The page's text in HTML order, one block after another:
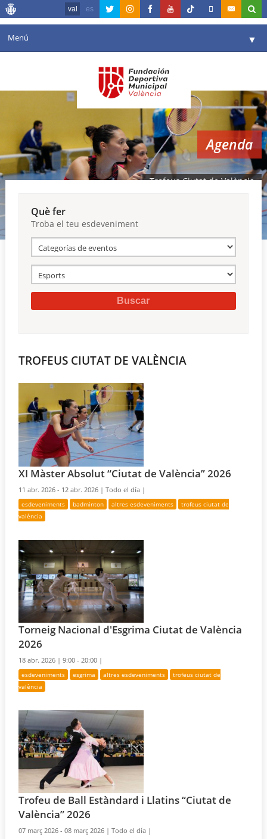
val es
Menú ▼
Agenda
Instal·lacions ▼
Comunicació ▼
València en esport ▼
Reserves
Agenda
Trofeus Ciutat de València
Què fer
Troba el teu esdeveniment
TROFEUS CIUTAT DE VALÈNCIA
XI Màster Absolut “Ciutat de València” 2026
11 abr. 2026 - 12 abr. 2026 |Todo el día |
esdeveniments badminton altres esdeveniments
trofeus ciutat de
valència
Torneig Nacional d'Esgrima Ciutat de València
2026
18 abr. 2026 |9:00 - 20:00 |
esdeveniments esgrima altres esdeveniments
trofeus ciutat de
valència
Trofeu de Ball Estàndard i Llatins “Ciutat de
València” 2026
07 març 2026 - 08 març 2026 |Todo el día |